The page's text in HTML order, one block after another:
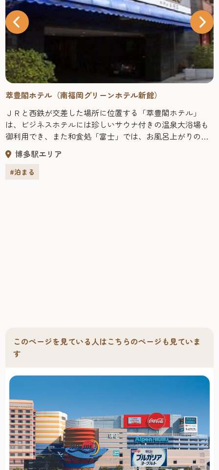
萃豊閣ホテル（南福岡グリーンホテル新館）
ＪＲと西鉄が交差した場所に位置する「萃豊閣ホテル」
は、ビジネスホテルには珍しいサウナ付きの温泉大浴場も
御利用でき、また和食処「富士」では、お風呂上がりの一
杯のお供から本格的な会席料理まで幅広く御用意いたして
おります。 ビジネスに観光に、充実した設備とおもてなし
をお約束いたします。 客室数：80室／レストラン数：2軒
童温泉から直送の温泉水を使用しております。
博多駅エリア
#泊まる
このページを見ている人はこちらのページも見ていま
す